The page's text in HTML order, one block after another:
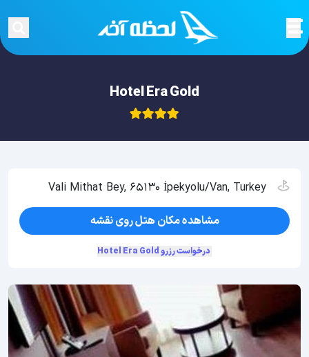
Hotel Era Gold
Vali Mithat Bey, 65130 İpekyolu/Van, Turkey
مشاهده مکان هتل روی نقشه
درخواست رزرو Hotel Era Gold